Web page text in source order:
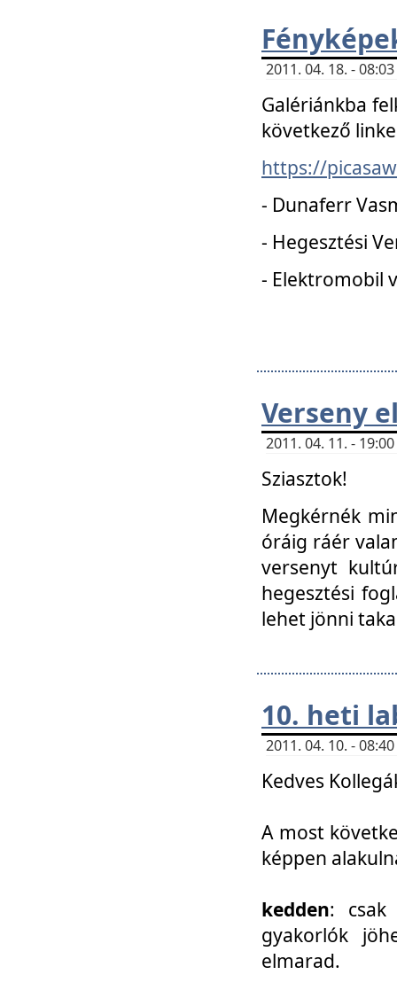
2011. 04. 18. -
Galériánkba
következő
https://
- Dunaferr
- Hegesztési
- Elektromobil
Verseny
2011. 04. 11. -
Sziasztok!
Megkérnék
óráig ráér
versenyt
hegesztési
lehet jönni
10. heti
2011. 04. 10. -
Kedves
A most
képpen
kedden: csak
gyakorlók
elmarad.